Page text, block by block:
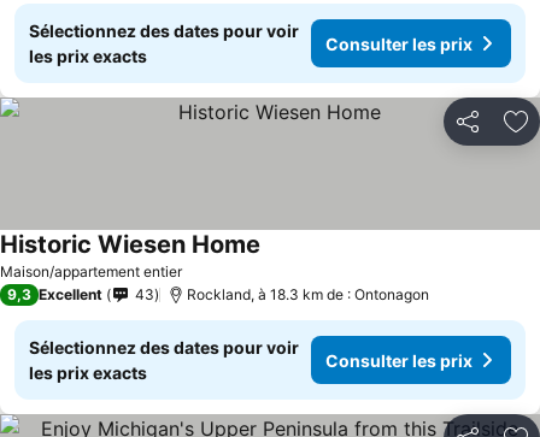
Sélectionnez des dates pour voir
les prix exacts
Consulter les prix
Partager
Maison/appartement entier
Historic Wiesen Home
9,3 Excellent 43 Rockland, à 18.3 km de : Ontonagon
Sélectionnez des dates pour voir
les prix exacts
Consulter les prix